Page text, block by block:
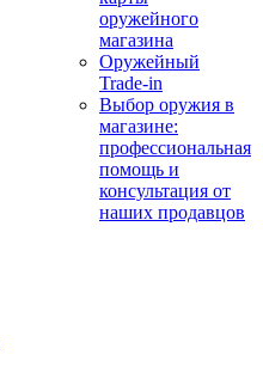
оружейного
магазина
Оружейный
Trade-in
Выбор оружия в
магазине:
профессиональная
помощь и
консультация от
наших продавцов